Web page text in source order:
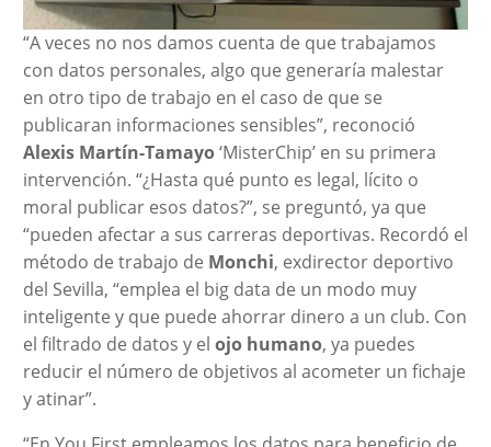
“A veces no nos damos cuenta de que trabajamos
con datos personales, algo que generaría malestar
en otro tipo de trabajo en el caso de que se
publicaran informaciones sensibles”, reconoció
Alexis Martín-Tamayo‘MisterChip’ en su primera
intervención. “¿Hasta qué punto es legal, lícito o
moral publicar esos datos?”, se preguntó, ya que
“pueden afectar a sus carreras deportivas. Recordó el
método de trabajo de Monchi, exdirector deportivo
del Sevilla, “emplea el big data de un modo muy
inteligente y que puede ahorrar dinero a un club. Con
el filtrado de datos y el ojo humano, ya puedes
reducir el número de objetivos al acometer un fichaje
y atinar”.